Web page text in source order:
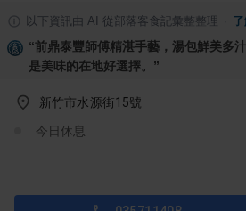
以下資訊由 AI 從部落客食記彙整整理
“前鼎泰豐師傅精湛手藝，湯包鮮美多
是美味的在地好選擇。 ”
新竹市水源街15號
今日休息